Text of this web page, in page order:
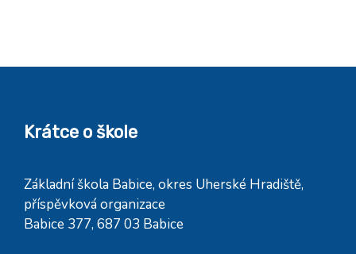
Krátce o škole
Základní škola Babice, okres Uherské Hradiště,
příspěvková organizace
Babice 377, 687 03 Babice